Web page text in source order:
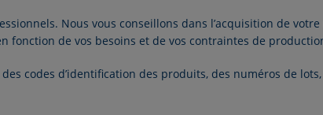
Nous vous conseillons dans l’acquisition de
fonction de vos besoins et de vos contraintes de
codes d’identification des produits, des numéros de